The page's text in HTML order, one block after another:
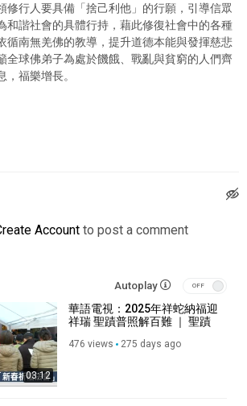
修行人要具備「捨己利他」的行願，引導信眾
和諧社會的具體行持，藉此修復社會中的各種
循南無羌佛的教導，提升道德本能與發揮慈悲
全球佛弟子為處於饑餓、戰亂與貧窮的人們齊
福樂增長。
Account to post a comment
Autoplay
03:12
華語電視：2025年祥蛇納福迎
祥瑞 聖蹟普照解百難 ｜ 聖蹟
476 views 275 days ago